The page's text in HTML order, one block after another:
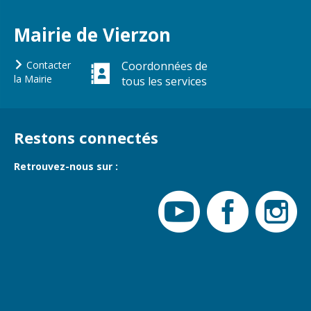
Travaux
Marchés
Économie et
Mairie de Vierzon
Contacter
la Mairie
Coordonnées de
tous les services
Restons connectés
Retrouvez-nous sur :